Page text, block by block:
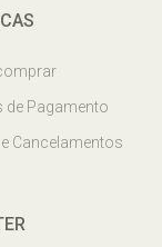
de Pagamento
Cancelamentos